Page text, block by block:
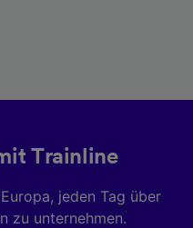
Trainline
jeden Tag über
zu unternehmen.